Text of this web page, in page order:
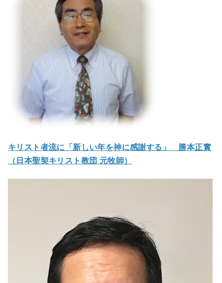
キリスト者流に「新しい年を神に感謝する」 勝本正實
（日本聖契キリスト教団 元牧師）